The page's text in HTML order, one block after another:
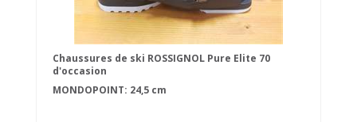
Chaussures de ski ROSSIGNOL Pure Elite 70
d'occasion
MONDOPOINT: 24,5 cm